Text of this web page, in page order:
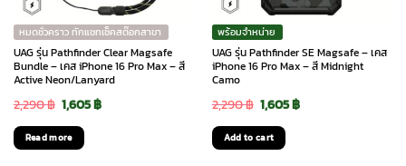
หมดชั่วคราว ทักแชทเช็คสต๊อกสาขา
UAG รุ่น Pathfinder Clear Magsafe
Bundle – เคส iPhone 16 Pro Max – สี
Active Neon/Lanyard
2,290฿ Original
price
was:
1,605฿Current
Read more
พร้อมจำหน่าย
UAG รุ่น Pathfinder SE Magsafe – เคส
iPhone 16 Pro Max – สี Midnight
Camo
2,290฿ Original
price
was:
1,605฿Current
Add to cart